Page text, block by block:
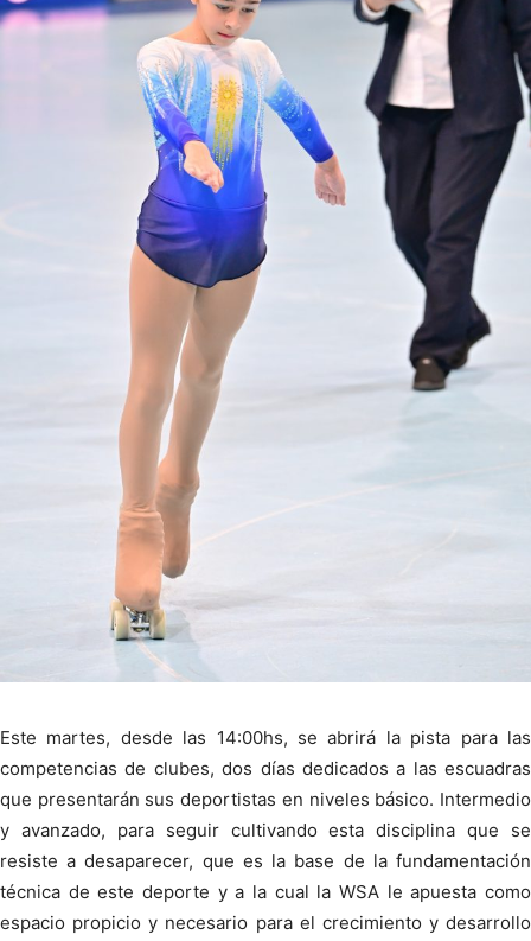
Este martes, desde las 14:00hs, se abrirá la pista para las
competencias de clubes, dos días dedicados a las escuadras
que presentarán sus deportistas en niveles básico. Intermedio
y avanzado, para seguir cultivando esta disciplina que se
resiste a desaparecer, que es la base de la fundamentación
técnica de este deporte y a la cual la WSA le apuesta como
espacio propicio y necesario para el crecimiento y desarrollo